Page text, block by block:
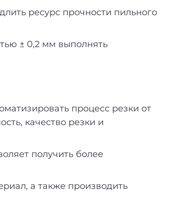
ресурс прочности пильного
± 0,2 мм выполнять
процесс резки от
качество резки и
получить более
а также производить